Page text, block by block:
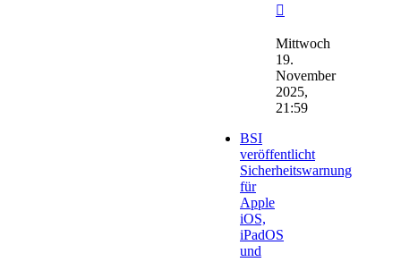
Beitrag
Mittwoch
19.
November
2025,
21:59
BSI
veröffentlicht
Sicherheitswarnung
für
Apple
iOS,
iPadOS
und